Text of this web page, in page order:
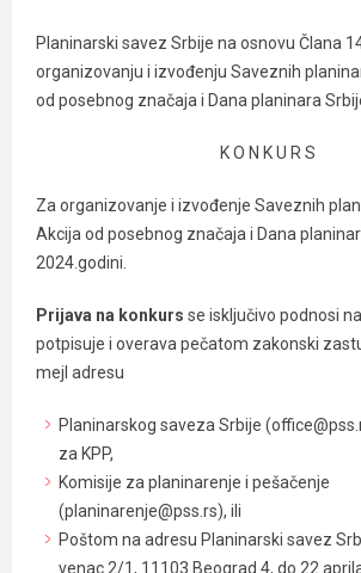
Planinarski savez Srbije nа osnovu Člana
organizovanju i izvođenju Saveznih
od posebnog značaja i Dana planinara
K O N K U R S
Za organizovanje i izvođenje Saveznih
Akcija od posebnog značaja i Dana
2024.godini.
Prijava na konkurs se isključivo podnosi na
potpisuje i overava pečatom zakonski
mejl adresu
Planinarskog saveza Srbije
za KPP,
Komisije za planinarenje i pešačenje
(planinarenje@pss.rs), ili
Poštom na adresu Planinarski savez
venac 2/1, 11103 Beograd 4, do